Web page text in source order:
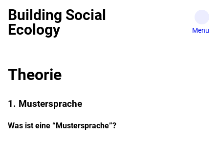
content
Building Social
Ecology
Theorie
1. Mustersprache
Was ist eine “Mustersprache”?